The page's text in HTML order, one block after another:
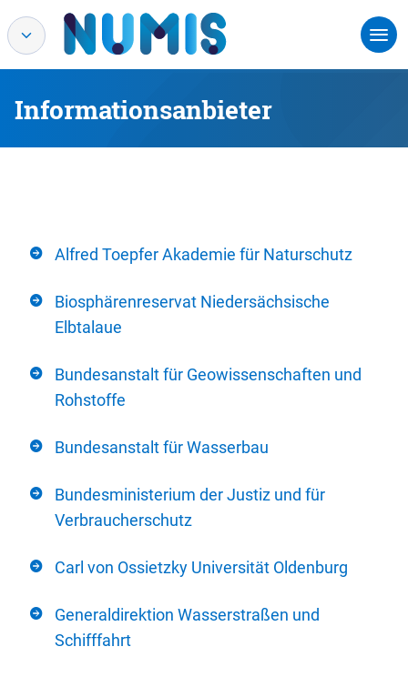
Informationsanbieter
Alfred Toepfer Akademie für Naturschutz
Biosphärenreservat Niedersächsische
Elbtalaue
Bundesanstalt für Geowissenschaften und
Rohstoffe
Bundesanstalt für Wasserbau
Bundesministerium der Justiz und für
Verbraucherschutz
Carl von Ossietzky Universität Oldenburg
Generaldirektion Wasserstraßen und
Schifffahrt